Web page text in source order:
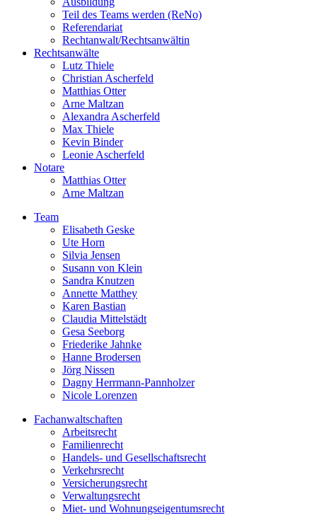
Teil des Teams werden (ReNo)
Referendariat
Rechtanwalt/Rechtsanwältin
Rechtsanwälte
Lutz Thiele
Christian Ascherfeld
Matthias Otter
Arne Maltzan
Alexandra Ascherfeld
Max Thiele
Kevin Binder
Leonie Ascherfeld
Notare
Matthias Otter
Arne Maltzan
Team
Elisabeth Geske
Ute Horn
Silvia Jensen
Susann von Klein
Sandra Knutzen
Annette Matthey
Karen Bastian
Claudia Mittelstädt
Gesa Seeborg
Friederike Jahnke
Hanne Brodersen
Jörg Nissen
Dagny Herrmann-Pannholzer
Nicole Lorenzen
Fachanwaltschaften
Arbeitsrecht
Familienrecht
Handels- und Gesellschaftsrecht
Verkehrsrecht
Versicherungsrecht
Verwaltungsrecht
Miet- und Wohnungseigentumsrecht